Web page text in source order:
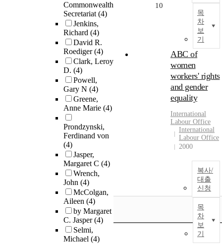
Commonwealth
Secretariat(4)
Jenkins,
Richard (4)
David R.
Roediger(4)
Clark, Leroy
D. (4)
Powell,
Gary N (4)
Greene,
Anne Marie (4)
Prondzynski,
Ferdinand von
(4)
Jasper,
Margaret C (4)
Wrench,
John (4)
McColgan,
Aileen (4)
by Margaret
C. Jasper(4)
Selmi,
Michael (4)
목
차
보
기
10
ABC of
women
workers' rights
and gender
equality
International
Labour Office
International
Labour Office
2000
복사/
대출
신청
목
차
보
기